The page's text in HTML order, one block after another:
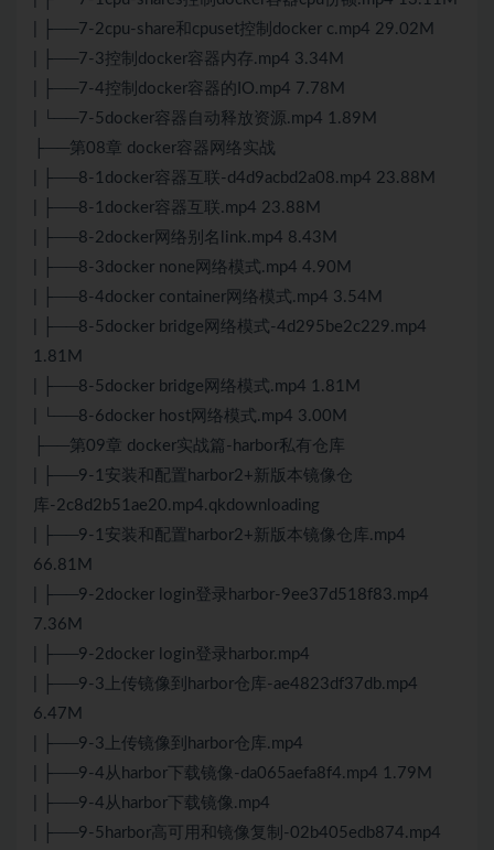
| ├──7-2cpu-share和cpuset控制docker c.mp4 29.02M
| ├──7-3控制docker容器内存.mp4 3.34M
| ├──7-4控制docker容器的IO.mp4 7.78M
| └──7-5docker容器自动释放资源.mp4 1.89M
├──第08章 docker容器网络实战
| ├──8-1docker容器互联-d4d9acbd2a08.mp4 23.88M
| ├──8-1docker容器互联.mp4 23.88M
| ├──8-2docker网络别名link.mp4 8.43M
| ├──8-3docker none网络模式.mp4 4.90M
| ├──8-4docker container网络模式.mp4 3.54M
| ├──8-5docker bridge网络模式-4d295be2c229.mp4
1.81M
| ├──8-5docker bridge网络模式.mp4 1.81M
| └──8-6docker host网络模式.mp4 3.00M
├──第09章 docker实战篇-harbor私有仓库
| ├──9-1安装和配置harbor2+新版本镜像仓
库-2c8d2b51ae20.mp4.qkdownloading
| ├──9-1安装和配置harbor2+新版本镜像仓库.mp4
66.81M
| ├──9-2docker login登录harbor-9ee37d518f83.mp4
7.36M
| ├──9-2docker login登录harbor.mp4
| ├──9-3上传镜像到harbor仓库-ae4823df37db.mp4
6.47M
| ├──9-3上传镜像到harbor仓库.mp4
| ├──9-4从harbor下载镜像-da065aefa8f4.mp4 1.79M
| ├──9-4从harbor下载镜像.mp4
| ├──9-5harbor高可用和镜像复制-02b405edb874.mp4